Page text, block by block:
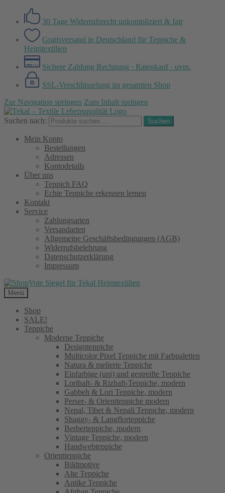
30 Tage Widerrufsrecht unkompliziert & fair
Gratisversand in Deutschland für Teppiche &
Heimtextilien
Sichere Zahlung Rechnung · Ratenkauf · uvm.
SSL-Verschlüsselung im gesamten Shop
Zur Navigation springen Zum Inhalt springen
Suchen nach: Suchen
Mein Konto
Bestellungen
Adressen
Kontodetails
Über uns
Teppich FAQ
Echte Teppiche erkennen lernen
Kontakt
Service
Zahlungsarten
Versandarten
Allgemeine Geschäftsbedingungen (AGB)
Widerrufsbelehrung
Datenschutzerklärung
Impressum
Menü
Shop
SALE!
Teppiche
Moderne Teppiche
Designteppiche
Multicolor Pixel Teppiche mit Farbpaletten
Natura & melierte Teppiche
Einfarbige (uni) und gestreifte Teppiche
Loribaft- & Rizbaft-Teppiche, modern
Gabbeh & Lori Teppiche, modern
Perser- & Orientteppiche modern
Nepal, Tibet & Nepali Teppiche, modern
Shaggy- & Langflorteppiche
Berberteppiche, modern
Vintage Teppiche, modern
Handwebteppiche
Orientteppiche
Bildmotive
Alte Teppiche
Antike Teppiche